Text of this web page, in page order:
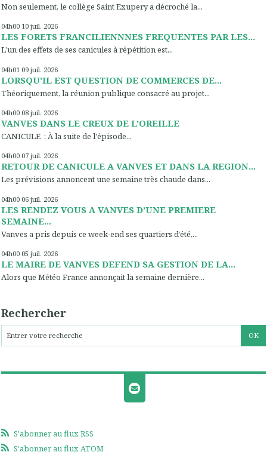
Non seulement, le collège Saint Exupery a décroché la...
04h00 10 juil. 2026
LES FORETS FRANCILIENNNES FREQUENTES PAR LES...
L’un des effets de ses canicules à répétition est...
04h01 09 juil. 2026
LORSQU’IL EST QUESTION DE COMMERCES DE...
Théoriquement, la réunion publique consacré au projet...
04h00 08 juil. 2026
VANVES DANS LE CREUX DE L’OREILLE
CANICULE : À la suite de l'épisode...
04h00 07 juil. 2026
RETOUR DE CANICULE A VANVES ET DANS LA REGION...
Les prévisions annoncent une semaine très chaude dans...
04h00 06 juil. 2026
LES RENDEZ VOUS A VANVES D’UNE PREMIERE
SEMAINE...
Vanves a pris depuis ce week-end ses quartiers d’été,...
04h00 05 juil. 2026
LE MAIRE DE VANVES DEFEND SA GESTION DE LA...
Alors que Météo France annonçait la semaine dernière...
Rechercher
S'abonner au flux RSS
S'abonner au flux ATOM